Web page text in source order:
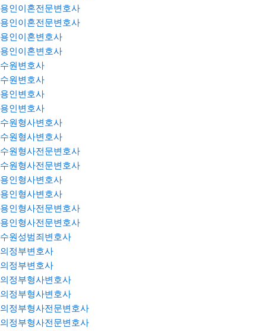
용인이혼전문변호사
용인이혼전문변호사
용인이혼변호사
용인이혼변호사
수원변호사
수원변호사
용인변호사
용인변호사
수원형사변호사
수원형사변호사
수원형사전문변호사
수원형사전문변호사
용인형사변호사
용인형사변호사
용인형사전문변호사
용인형사전문변호사
수원성범죄변호사
의정부변호사
의정부변호사
의정부형사변호사
의정부형사변호사
의정부형사전문변호사
의정부형사전문변호사